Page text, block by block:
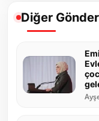
Diğer